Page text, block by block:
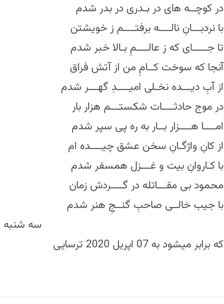
در کوچــه های در بـدری در بدر شدم
با نردبـــانِ نالــــه برفتــــم ز خویشتن
تا جـــــای که ز عالــــمِ بـالا خبر شدم
آنجا که سوخت کــامِ من از آتش فراق
از آبِ دیـــده نخـلی امیــــدِ گهـــر شدم
در موج حادثــــات شکستـــم هزار بار
امــــا هــــزار بــار به ره پی سپر شدم
از کانِ واژگـانِ سخن عشق چیــــده ام
با کـاروانِ بیت و غـــزل همسفر شدم
محمود بی مقـــاتله در گــــردش زمان
با جیب خالــی صاحبِ گنــجِ هنر شدم
سه شنبه 19 حمل 1399 خورشیدی
که برابر میشود به 07 اپریل 2020 ترسایی